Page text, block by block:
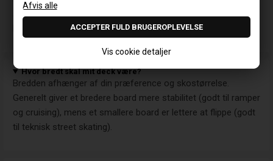
Vis cookie detaljer
samle selv, så du kan vælge præcis de trucks, hjul og
kuglelejer, der passer til din personlige stil.
Hvor bredt skal mit deck være?
Bredden afhænger af din præference og skostørrelse.
Generelt giver et bredere board mere stabilitet (godt til ramper
og cruising), mens et smallere board er lettere at flippe (godt
til teknisk street skating).